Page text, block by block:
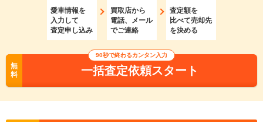
愛車情報を
入力して
査定申し込み
買取店から
電話、メール
でご連絡
査定額を
比べて売却先
を決める
無
料
90秒で終わるカンタン入力
一括査定依頼スタート